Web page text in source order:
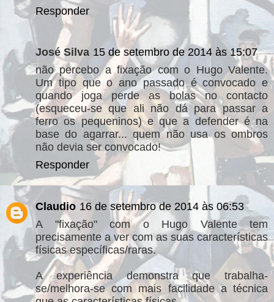
Responder
José Silva 15 de setembro de 2014 às 15:07
não percebo a fixação com o Hugo Valente.
Um tipo que o ano passado é convocado e
quando joga perde as bolas no contacto
(esqueceu-se que ali não dá para passar a
ferro os pequeninos) e que a defender é na
base do agarrar... quem não usa os ombros
não devia ser convocado!
Responder
Claudio 16 de setembro de 2014 às 06:53
A "fixação" com o Hugo Valente tem
precisamente a ver com as suas características
físicas específicas/raras.
A experiência demonstra que trabalha-
se/melhora-se com mais facilidade a técnica